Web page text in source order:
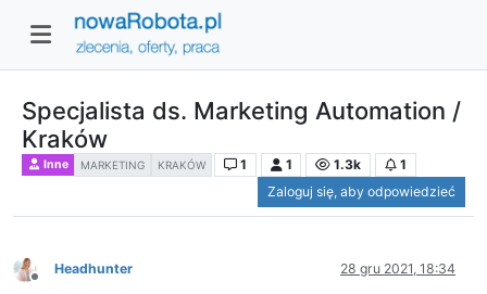
Specjalista ds. Marketing Automation /
Kraków
Inne MARKETING KRAKÓW 1 1 1.3k
1
Zaloguj się, aby odpowiedzieć
Niedostępny
Headhunter 28 gru 2021, 18:34